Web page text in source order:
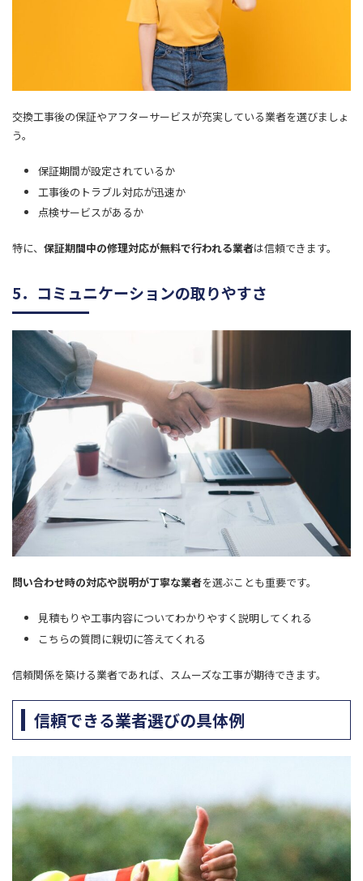
交換工事後の保証やアフターサービスが充実している業者を選びましょ
う。
保証期間が設定されているか
工事後のトラブル対応が迅速か
点検サービスがあるか
特に、 保証期間中の修理対応が無料で行われる業者は信頼できます。
5．コミュニケーションの取りやすさ
問い合わせ時の対応や説明が丁寧な業者を選ぶことも重要です。
見積もりや工事内容についてわかりやすく説明してくれる
こちらの質問に親切に答えてくれる
信頼関係を築ける業者であれば、スムーズな工事が期待できます。
信頼できる業者選びの具体例